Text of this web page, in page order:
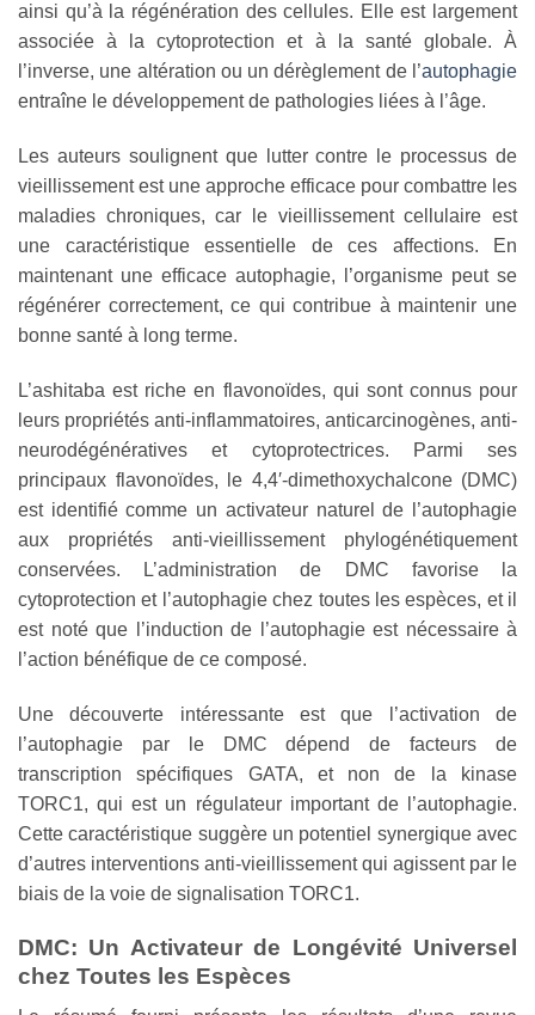
ainsi qu’à la régénération des cellules. Elle est largement
associée à la cytoprotection et à la santé globale. À
l’inverse, une altération ou un dérèglement de l’autophagie
entraîne le développement de pathologies liées à l’âge.
Les auteurs soulignent que lutter contre le processus de
vieillissement est une approche efficace pour combattre les
maladies chroniques, car le vieillissement cellulaire est
une caractéristique essentielle de ces affections. En
maintenant une efficace autophagie, l’organisme peut se
régénérer correctement, ce qui contribue à maintenir une
bonne santé à long terme.
L’ashitaba est riche en flavonoïdes, qui sont connus pour
leurs propriétés anti-inflammatoires, anticarcinogènes, anti-
neurodégénératives et cytoprotectrices. Parmi ses
principaux flavonoïdes, le 4,4′-dimethoxychalcone (DMC)
est identifié comme un activateur naturel de l’autophagie
aux propriétés anti-vieillissement phylogénétiquement
conservées. L’administration de DMC favorise la
cytoprotection et l’autophagie chez toutes les espèces, et il
est noté que l’induction de l’autophagie est nécessaire à
l’action bénéfique de ce composé.
Une découverte intéressante est que l’activation de
l’autophagie par le DMC dépend de facteurs de
transcription spécifiques GATA, et non de la kinase
TORC1, qui est un régulateur important de l’autophagie.
Cette caractéristique suggère un potentiel synergique avec
d’autres interventions anti-vieillissement qui agissent par le
biais de la voie de signalisation TORC1.
DMC: Un Activateur de Longévité Universel
chez Toutes les Espèces